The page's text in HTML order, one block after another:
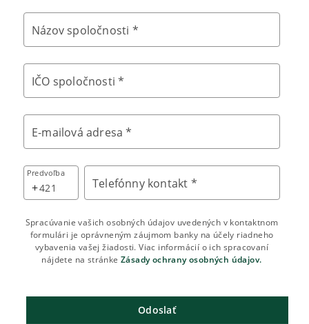
Názov spoločnosti *
IČO spoločnosti *
E-mailová adresa *
Predvoľba
+ Telefónny kontakt *
Spracúvanie vašich osobných údajov uvedených v kontaktnom
formulári je oprávneným záujmom banky na účely riadneho
vybavenia vašej žiadosti. Viac informácií o ich spracovaní
nájdete na stránkeZásady ochrany osobných údajov.
Odoslať